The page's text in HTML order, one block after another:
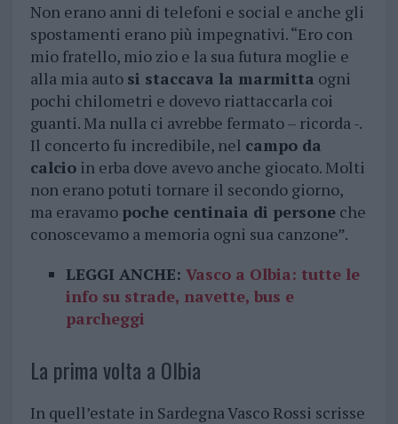
Non erano anni di telefoni e social e anche gli
spostamenti erano più impegnativi. “Ero con
mio fratello, mio zio e la sua futura moglie e
alla mia auto si staccava la marmitta ogni
pochi chilometri e dovevo riattaccarla coi
guanti. Ma nulla ci avrebbe fermato – ricorda -.
Il concerto fu incredibile, nel campo da
calcioin erba dove avevo anche giocato. Molti
non erano potuti tornare il secondo giorno,
ma eravamo poche centinaia di personeche
conoscevamo a memoria ogni sua canzone”.
LEGGI ANCHE: Vasco a Olbia: tutte le
info su strade, navette, bus e
parcheggi
La prima volta a Olbia
In quell’estate in Sardegna Vasco Rossi scrisse